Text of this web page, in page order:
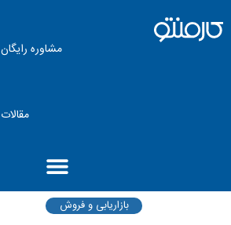
مشاوره رایگان
مقالات
بازاریابی و فروش